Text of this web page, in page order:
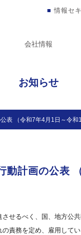
情報セ
会社情報
お知らせ
表 （令和7年4月1日～令和
動計画の公表
せるべく、国、地方公共
責務を定め、雇用して